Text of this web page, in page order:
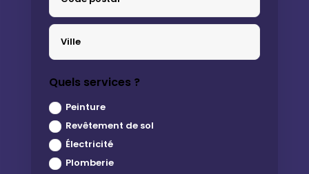
Quels services ?
Peinture
Revêtement de sol
Électricité
Plomberie